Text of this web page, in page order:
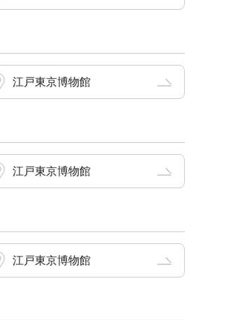
江戸東京博物館
江戸東京博物館
江戸東京博物館